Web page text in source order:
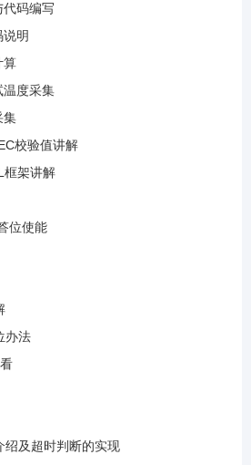
IIC通信过程
IIC读写时序案例
创建IIC模板工程
新文件导入工程
3.13 引脚分配
置与开漏输出模式介绍
码编写
明
算
温度采集
集
校验值讲解
框架讲解
位使能
办法
绍及超时判断的实现